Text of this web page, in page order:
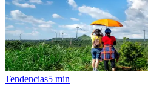
Tendencias5 min